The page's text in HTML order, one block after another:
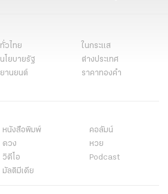
ทั่วไทย
ในกระแส
นโยบายรัฐ
ต่างประเทศ
ยานยนต์
ราคาทองคำ
หนังสือพิมพ์
คอลัมน์
ดวง
หวย
วิดีโอ
Podcast
มัลติมีเดีย